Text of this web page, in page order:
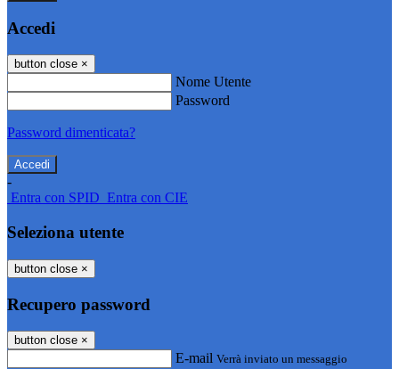
Accedi
button close ×
Nome Utente
Password
Password dimenticata?
-
Entra con SPID Entra con CIE
Seleziona utente
button close ×
Recupero password
button close ×
E-mail Verrà inviato un messaggio